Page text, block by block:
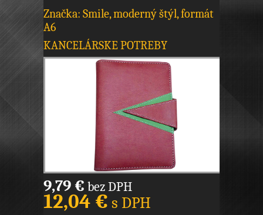
Značka: Smile, moderný štýl, formát
A6
KANCELÁRSKE POTREBY
9,79 € bez DPH
12,04 € s DPH